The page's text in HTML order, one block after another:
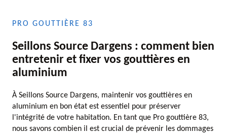
PRO GOUTTIÈRE 83
Seillons Source Dargens : comment bien
entretenir et fixer vos gouttières en
aluminium
À Seillons Source Dargens, maintenir vos gouttières en
aluminium en bon état est essentiel pour préserver
l'intégrité de votre habitation. En tant que Pro gouttière 83,
nous savons combien il est crucial de prévenir les dommages